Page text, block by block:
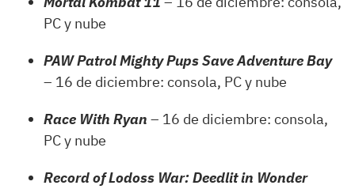
PC y nube
PAW Patrol Mighty Pups Save Adventure Bay
– 16 de diciembre: consola, PC y nube
Race With Ryan – 16 de diciembre: consola,
PC y nube
Record of Lodoss War: Deedlit in Wonder